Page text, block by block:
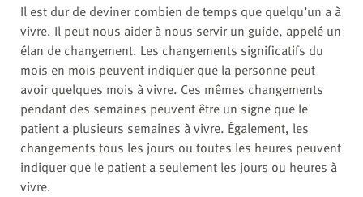
Il est dur de deviner combien de temps que quelqu’un a à
vivre. Il peut nous aider à nous servir un guide, appelé un
élan de changement. Les changements significatifs du
mois en mois peuvent indiquer que la personne peut
avoir quelques mois à vivre. Ces mêmes changements
pendant des semaines peuvent être un signe que le
patient a plusieurs semaines à vivre. Également, les
changements tous les jours ou toutes les heures peuvent
indiquer que le patient a seulement les jours ou heures à
vivre.